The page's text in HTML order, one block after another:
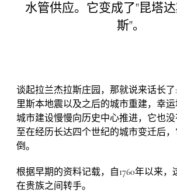
水管供应。它变成了"昆塔
斯"。
谈起拉兰杰拉斯庄园，那就说来话长了:
里斯本地震以及之后的城市重建，幸
城市建设慢慢向历史中心推进，它也
至在经历长达四个世纪的城市变迁后
倒。
根据早期的资料记载，自1760年以来
在贵族之间转手。